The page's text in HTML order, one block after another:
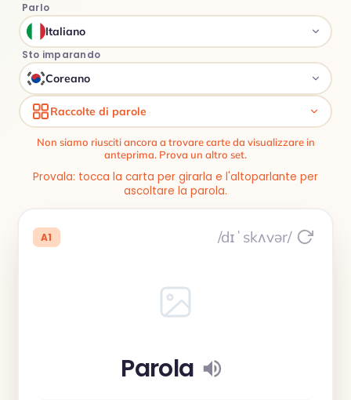
Parlo
Italiano
Sto imparando
Coreano
Raccolte di parole
Non siamo riusciti ancora a trovare carte da visualizzare in
anteprima. Prova un altro set.
Provala: tocca la carta per girarla e l'altoparlante per
ascoltare la parola.
A1 /dɪˈskʌvər/
Parola